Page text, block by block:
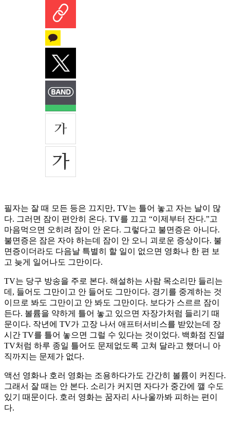
필자는 잘 때 모든 등은 끄지만, TV는 틀어 놓고 자는 날이 많
다. 그러면 잠이 편안히 온다. TV를 끄고 “이제부터 잔다.”고
마음먹으면 오히려 잠이 안 온다. 그렇다고 불면증은 아니다.
불면증은 잠은 자야 하는데 잠이 안 오니 괴로운 증상이다. 불
면증이더라도 다음날 특별히 할 일이 없으면 영화나 한 편 보
고 늦게 일어나도 그만이다.
TV는 당구 방송을 주로 본다. 해설하는 사람 목소리만 들리는
데, 들어도 그만이고 안 들어도 그만이다. 경기를 중계하는 것
이므로 봐도 그만이고 안 봐도 그만이다. 보다가 스르르 잠이
든다. 볼륨을 약하게 틀어 놓고 있으면 자장가처럼 들리기 때
문이다. 작년에 TV가 고장 나서 애프터서비스를 받았는데 장
시간 TV를 틀어 놓으면 그럴 수 있다는 것이었다. 백화점 진열
TV처럼 하루 종일 틀어도 문제없도록 고쳐 달라고 했더니 아
직까지는 문제가 없다.
액선 영화나 호러 영화는 조용하다가도 간간히 볼륨이 커진다.
그래서 잘 때는 안 본다. 소리가 커지면 자다가 중간에 깰 수도
있기 때문이다. 호러 영화는 꿈자리 사나울까봐 피하는 편이
다.